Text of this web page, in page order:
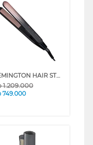
REMINGTON HAIR STRAIGHTENER S5305-ID
1.209.000
749.000